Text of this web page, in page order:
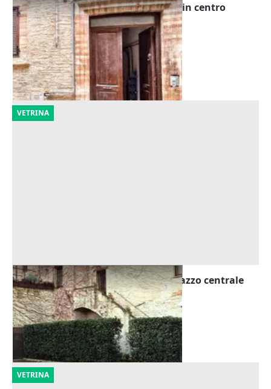
Asta Magazzino piano sottostrada in centro
storico
Macerata (Macerata)
Offerta minima
19.526 €
30/10/2026
VETRINA
Asta Area urbana a giardino in palazzo centrale
Foligno (Perugia)
Offerta minima
2.923 €
28/10/2026
VETRINA